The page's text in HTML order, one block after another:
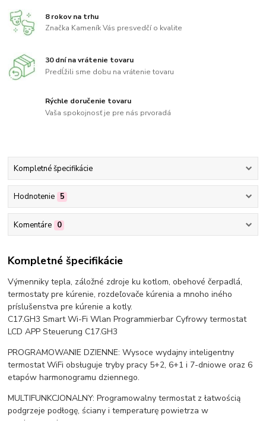
8 rokov na trhu
Značka Kameník Vás presvedčí o kvalite
30 dní na vrátenie tovaru
Predĺžili sme dobu na vrátenie tovaru
Rýchle doručenie tovaru
Vaša spokojnosť je pre nás prvoradá
Kompletné špecifikácie
Hodnotenie 5
Komentáre 0
Kompletné špecifikácie
Výmenniky tepla, záložné zdroje ku kotlom, obehové čerpadlá,
termostaty pre kúrenie, rozdeľovače kúrenia a mnoho iného
príslušenstva pre kúrenie a kotly.
C17.GH3 Smart Wi-Fi Wlan Programmierbar Cyfrowy termostat
LCD APP Steuerung C17.GH3
PROGRAMOWANIE DZIENNE: Wysoce wydajny inteligentny
termostat WiFi obsługuje tryby pracy 5+2, 6+1 i 7-dniowe oraz 6
etapów harmonogramu dziennego.
MULTIFUNKCJONALNY: Programowalny termostat z łatwością
podgrzeje podłogę, ściany i temperaturę powietrza w